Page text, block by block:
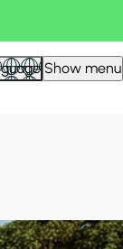
Show menu